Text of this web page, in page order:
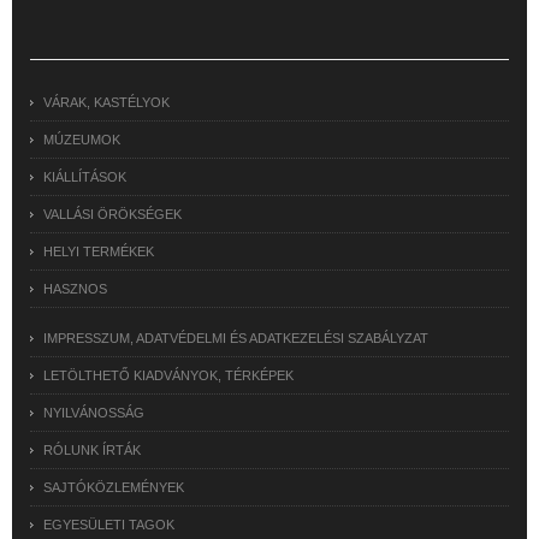
VÁRAK, KASTÉLYOK
MÚZEUMOK
KIÁLLÍTÁSOK
VALLÁSI ÖRÖKSÉGEK
HELYI TERMÉKEK
HASZNOS
IMPRESSZUM, ADATVÉDELMI ÉS ADATKEZELÉSI SZABÁLYZAT
LETÖLTHETŐ KIADVÁNYOK, TÉRKÉPEK
NYILVÁNOSSÁG
RÓLUNK ÍRTÁK
SAJTÓKÖZLEMÉNYEK
EGYESÜLETI TAGOK